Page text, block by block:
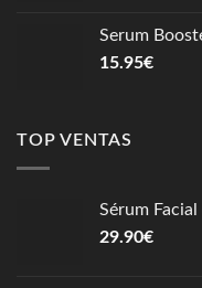
Serum
15.95€
TOP VENTAS
Sérum
29.90€